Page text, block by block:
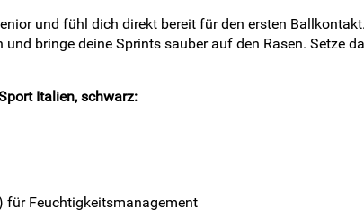
und fühl dich direkt bereit für den ersten
bringe deine Sprints sauber auf den Rasen. Setze
Italien, schwarz:
für Feuchtigkeitsmanagement